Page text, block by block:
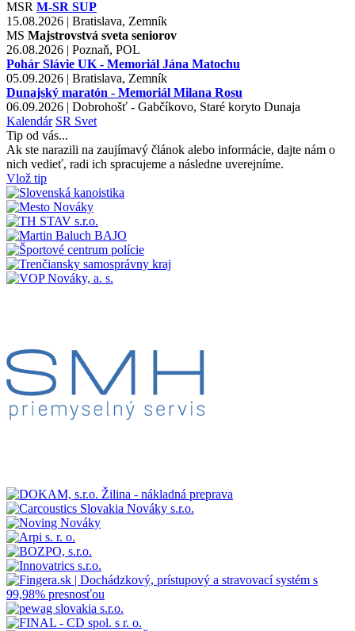
MSR M-SR SUP
15.08.2026 | Bratislava, Zemník
MS Majstrovstvá sveta seniorov
26.08.2026 | Poznaň, POL
Pohár Slávie UK - Memoriál Jána Matochu
05.09.2026 | Bratislava, Zemník
Dunajský maratón - Memoriál Milana Rosu
06.09.2026 | Dobrohošť - Gabčíkovo, Staré koryto Dunaja
Kalendár SR Svet
Tip od vás...
Ak ste narazili na zaujímavý článok alebo informácie, dajte nám o
nich vedieť, radi ich spracujeme a následne uverejníme.
Vlož tip